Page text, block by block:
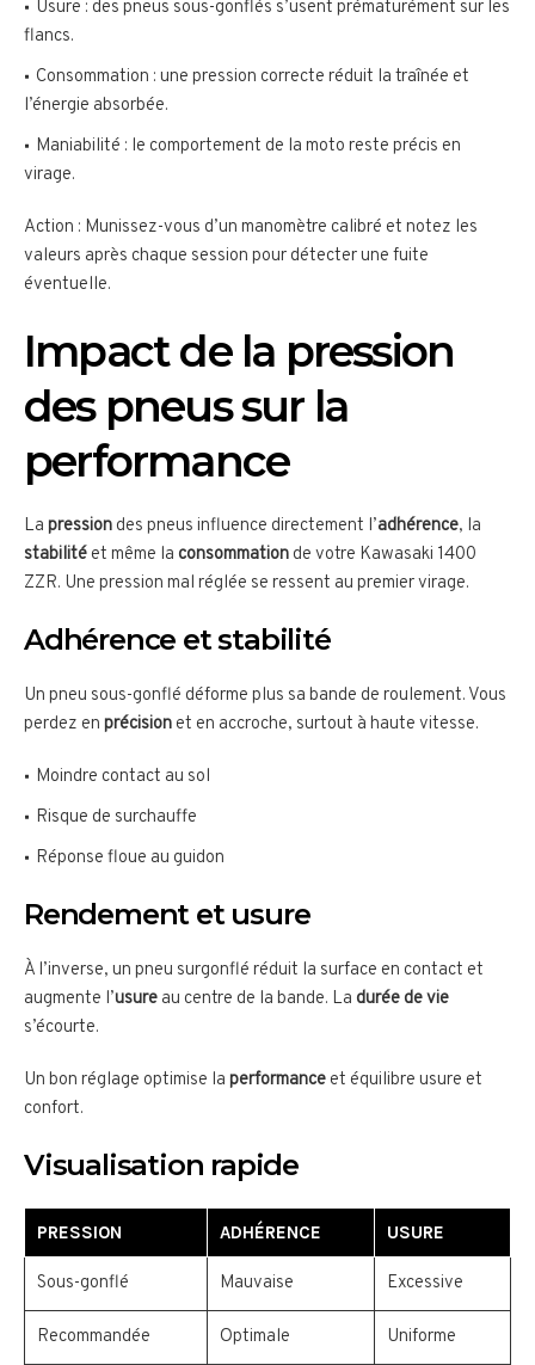
Usure : des pneus sous-gonflés s’usent prématurément sur les
flancs.
Consommation : une pression correcte réduit la traînée et
l’énergie absorbée.
Maniabilité : le comportement de la moto reste précis en
virage.
Action : Munissez-vous d’un manomètre calibré et notez les
valeurs après chaque session pour détecter une fuite
éventuelle.
Impact de la pression
des pneus sur la
performance
La pression des pneus influence directement l’adhérence, la
stabilité et même la consommation de votre Kawasaki 1400
ZZR. Une pression mal réglée se ressent au premier virage.
Adhérence et stabilité
Un pneu sous-gonflé déforme plus sa bande de roulement. Vous
perdez en précision et en accroche, surtout à haute vitesse.
Moindre contact au sol
Risque de surchauffe
Réponse floue au guidon
Rendement et usure
À l’inverse, un pneu surgonflé réduit la surface en contact et
augmente l’usure au centre de la bande. La durée de vie
s’écourte.
Un bon réglage optimise la performance et équilibre usure et
confort.
Visualisation rapide
PRESSION ADHÉRENCE USURE
Sous-gonflé Mauvaise Excessive
Recommandée Optimale Uniforme